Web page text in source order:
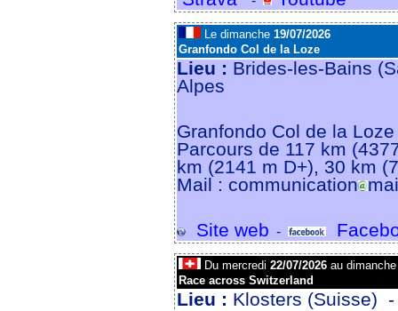
Le dimanche 19/07/2026
Granfondo Col de la Loze
Lieu : Brides-les-Bains
Alpes
Granfondo Col de la
Parcours de 117 km
km (2141 m D+), 30 km
Mail : communication
Site web -
Du mercredi 22/07/2026au
Race across Switzerland
Lieu : Klosters (Suisse)